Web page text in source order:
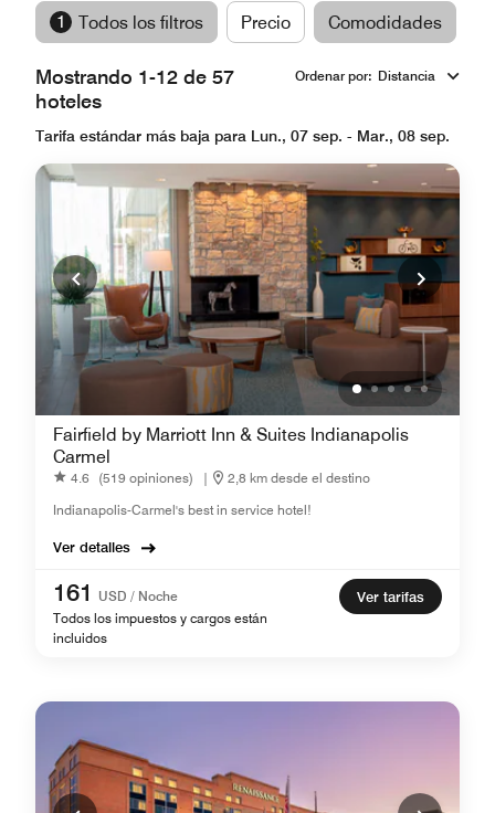
1 Todos los filtros Precio Comodidades
Mostrando 1-12 de 57
hoteles
Ordenar por: Distancia
Tarifa estándar más baja para Lun., 07 sep. - Mar., 08 sep.
Fairfield by Marriott Inn & Suites Indianapolis
Carmel
4.6 (519 opiniones) |
2,8 km desde el destino
Indianapolis-Carmel's best in service hotel!
Ver detalles
161
USD / Noche
Todos los impuestos y cargos están
incluidos
Ver tarifas